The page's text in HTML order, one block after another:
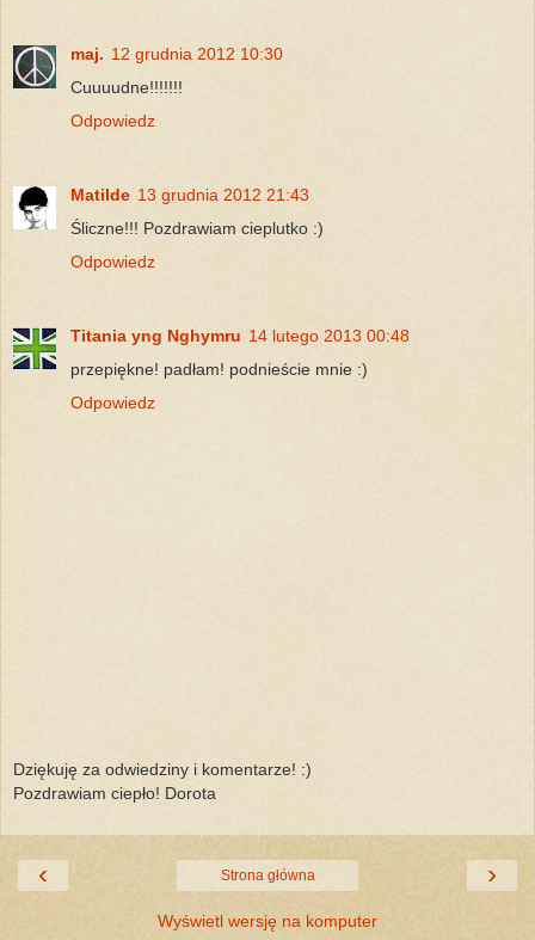
maj. 12 grudnia 2012 10:30
Cuuuudne!!!!!!!
Odpowiedz
Matilde 13 grudnia 2012 21:43
Śliczne!!! Pozdrawiam cieplutko :)
Odpowiedz
Titania yng Nghymru 14 lutego 2013 00:48
przepiękne! padłam! podnieście mnie :)
Odpowiedz
Dziękuję za odwiedziny i komentarze! :)
Pozdrawiam ciepło! Dorota
‹ ›
Strona główna
Wyświetl wersję na komputer